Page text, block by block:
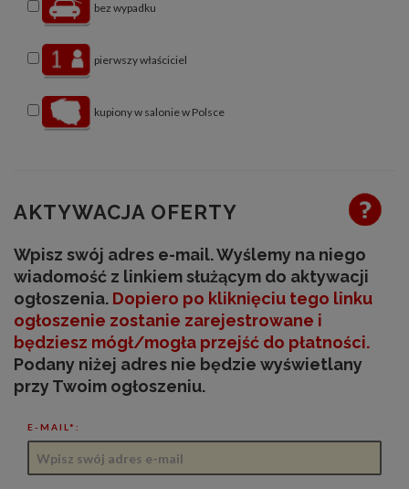
bez wypadku
pierwszy właściciel
kupiony w salonie w Polsce
AKTYWACJA OFERTY
Wpisz swój adres e-mail. Wyślemy na niego
wiadomość z linkiem służącym do aktywacji
ogłoszenia. Dopiero po kliknięciu tego linku
ogłoszenie zostanie zarejestrowane i
będziesz mógł/mogła przejść do płatności.
Podany niżej adres nie będzie wyświetlany
przy Twoim ogłoszeniu.
E-MAIL*: